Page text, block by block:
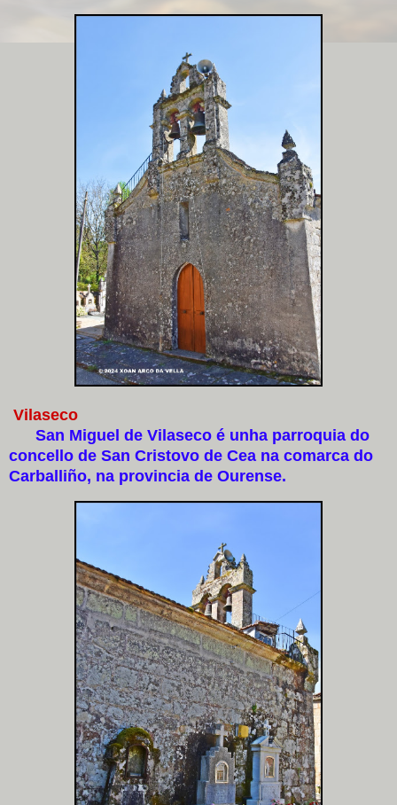
Vilaseco
San Miguel de Vilaseco é unha parroquia do
concello de San Cristovo de Cea na comarca do
Carballiño, na provincia de Ourense.